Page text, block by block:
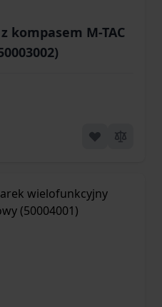
kompasem M-TAC